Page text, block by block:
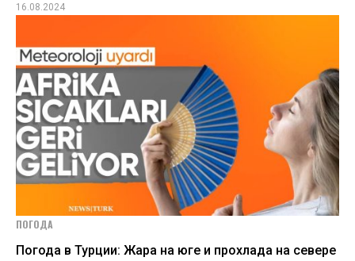
16.08.2024
ПОГОДА
Погода в Турции: Жара на юге и прохлада на севере